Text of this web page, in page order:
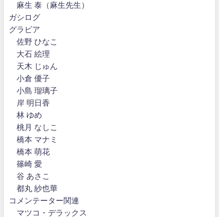
麻生 泰（麻生先生）
ガシログ
グラビア
佐野 ひなこ
大石 絵理
天木 じゅん
小倉 優子
小島 瑠璃子
岸 明日香
林 ゆめ
桃月 なしこ
橋本 マナミ
橋本 萌花
篠崎 愛
谷 あさこ
都丸 紗也華
コメンテーター関連
マツコ・デラックス